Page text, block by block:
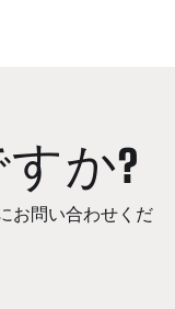
か?
お問い合わせくだ